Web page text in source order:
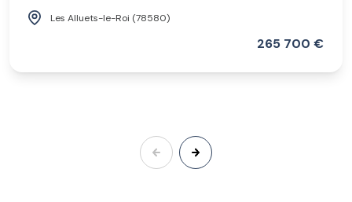
Les Alluets-le-Roi (78580)
265 700 €